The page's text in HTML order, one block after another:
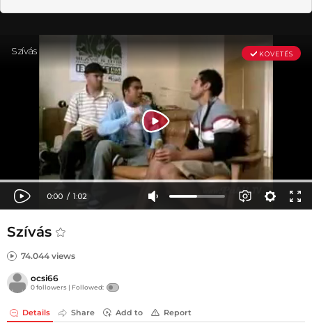
Szívás
74.044 views
ocsi66
0 followers | Followed:
Details Share Add to Report